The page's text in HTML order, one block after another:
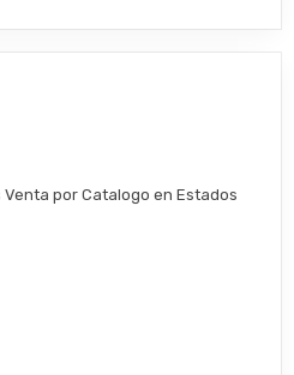
Venta por Catalogo en Estados